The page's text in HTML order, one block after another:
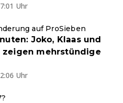
Uhr
auf ProSieben
Joko, Klaas und
zeigen mehrstündige
Uhr